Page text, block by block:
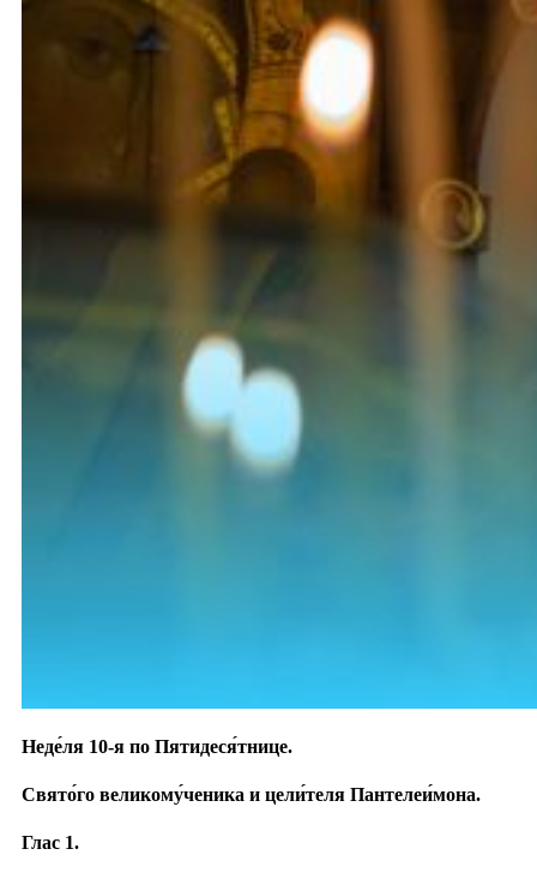
Неде́ля 10-я по Пятидеся́тнице.
Свято́го великому́ченика и цели́теля Пантелеи́мона.
Глас 1.